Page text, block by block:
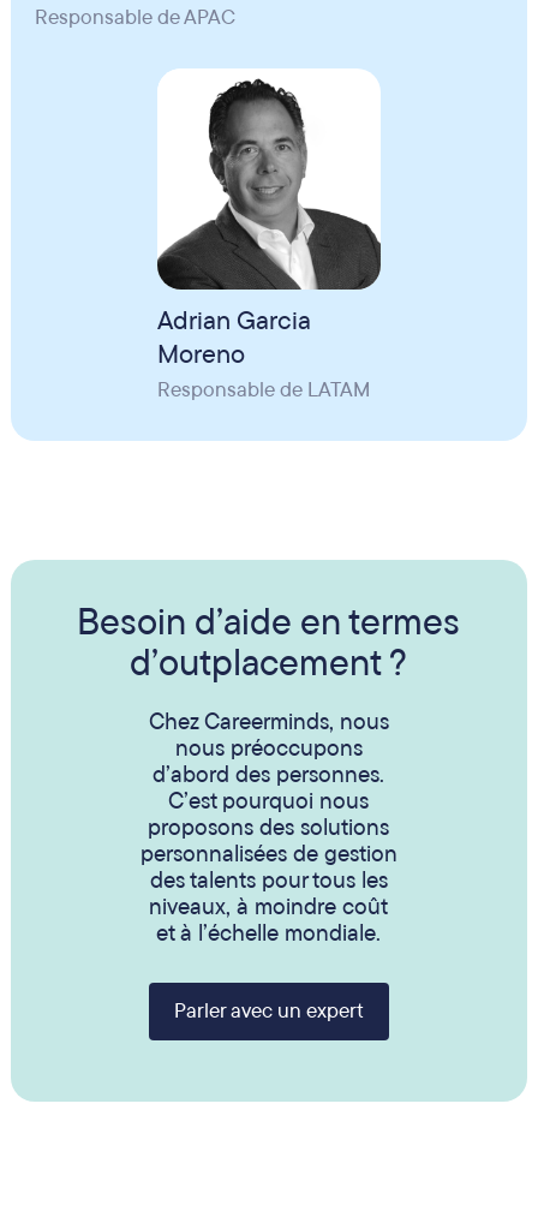
Responsable de APAC
Adrian Garcia
Moreno
Responsable de LATAM
Besoin d’aide en termes
d’outplacement ?
Chez Careerminds, nous
nous préoccupons
d’abord des personnes.
C’est pourquoi nous
proposons des solutions
personnalisées de gestion
des talents pour tous les
niveaux, à moindre coût
et à l’échelle mondiale.
Parler avec un expert